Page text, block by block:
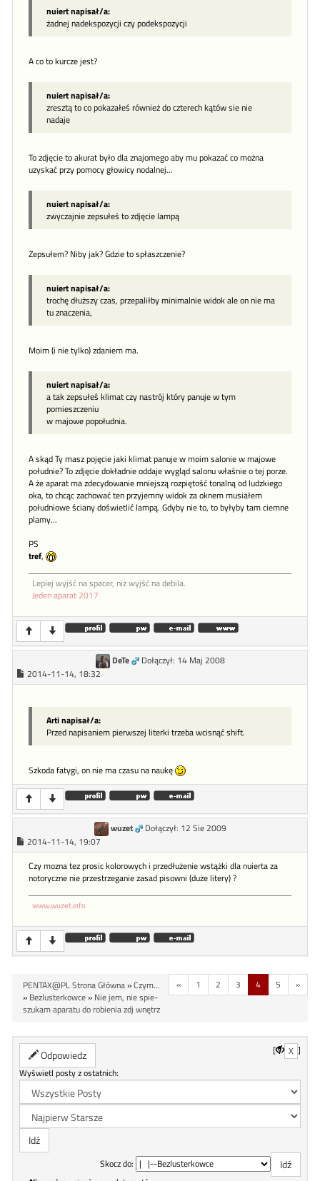
nuiert napisał/a:
żadnej nadekspozycji czy podekspozycji
A co to kurcze jest?
nuiert napisał/a:
zresztą to co pokazałeś również do czterech kątów sie nie
nadaje
To zdjęcie to akurat było dla znajomego aby mu pokazać co można
uzyskać przy pomocy głowicy nodalnej...
nuiert napisał/a:
zwyczajnie zepsułeś to zdjęcie lampą
Zepsułem? Niby jak? Gdzie to spłaszczenie?
nuiert napisał/a:
trochę dłuższy czas, przepaliłby minimalnie widok ale on nie ma
tu znaczenia,
Moim (i nie tylko) zdaniem ma.
nuiert napisał/a:
a tak zepsułeś klimat czy nastrój który panuje w tym
pomieszczeniu
w majowe popołudnia.
A skąd Ty masz pojęcie jaki klimat panuje w moim salonie w majowe
południe? To zdjęcie dokładnie oddaje wygląd salonu właśnie o tej porze.
A że aparat ma zdecydowanie mniejszą rozpiętość tonalną od ludzkiego
oka, to chcąc zachować ten przyjemny widok za oknem musiałem
południowe ściany doświetlić lampą. Gdyby nie to, to byłyby tam ciemne
plamy...
PS
tref,
Lepiej wyjść na spacer, niż wyjść na debila.
Jeden aparat 2017
DeTe
Dołączył: 14 Maj 2008
2014-11-14, 18:32
Arti napisał/a:
Przed napisaniem pierwszej literki trzeba wcisnąć shift.
Szkoda fatygi, on nie ma czasu na naukę
wuzet
Dołączył: 12 Sie 2009
2014-11-14, 19:07
Czy mozna tez prosic kolorowych i przedłużenie wstążki dla nuierta za
notoryczne nie przestrzeganie zasad pisowni (duże litery) ?
www.wuzet.info
« 1 2 3 4 5 »
PENTAX@PL Strona Główna»Czym...
» Bezlusterkowce» Nie jem, nie spie-
szukam aparatu do robienia zdj wnętrz
Odpowiedz [ X ]
Wyświetl posty z ostatnich:
Skocz do: